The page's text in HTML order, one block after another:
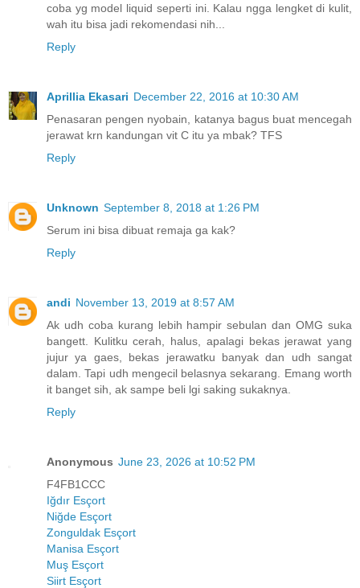
coba yg model liquid seperti ini. Kalau ngga lengket di kulit,
wah itu bisa jadi rekomendasi nih...
Reply
Aprillia Ekasari December 22, 2016 at 10:30 AM
Penasaran pengen nyobain, katanya bagus buat mencegah
jerawat krn kandungan vit C itu ya mbak? TFS
Reply
Unknown September 8, 2018 at 1:26 PM
Serum ini bisa dibuat remaja ga kak?
Reply
andi November 13, 2019 at 8:57 AM
Ak udh coba kurang lebih hampir sebulan dan OMG suka
bangett. Kulitku cerah, halus, apalagi bekas jerawat yang
jujur ya gaes, bekas jerawatku banyak dan udh sangat
dalam. Tapi udh mengecil belasnya sekarang. Emang worth
it banget sih, ak sampe beli lgi saking sukaknya.
Reply
Anonymous June 23, 2026 at 10:52 PM
F4FB1CCC
Iğdır Esçort
Niğde Esçort
Zonguldak Esçort
Manisa Esçort
Muş Esçort
Siirt Esçort